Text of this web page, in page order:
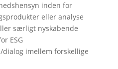
inden for
eller analyse
særligt nyskabende
ESG
dialog imellem forskellige